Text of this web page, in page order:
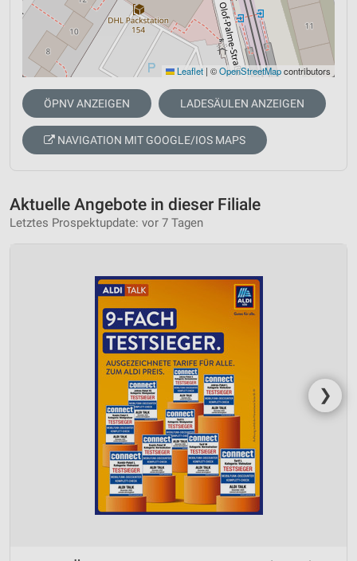
Leaflet | ©OpenStreetMapcontributors
ÖPNV ANZEIGEN LADESÄULEN ANZEIGEN
NAVIGATION MIT GOOGLE/IOS MAPS
Aktuelle Angebote in dieser Filiale
Letztes Prospektupdate: vor 7 Tagen
❯